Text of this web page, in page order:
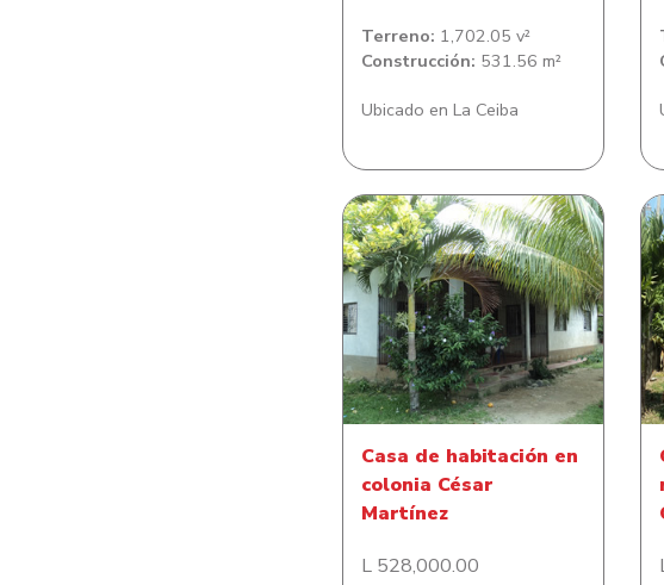
Terreno: 1,702.05 v²
Construcción: 531.56 m²
Ubicado en La Ceiba
Casa de habitación en
colonia César Martínez
Casa de habitación en
colonia César
Martínez
L 528,000.00